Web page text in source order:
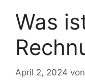
Was
April 2, 2024 von